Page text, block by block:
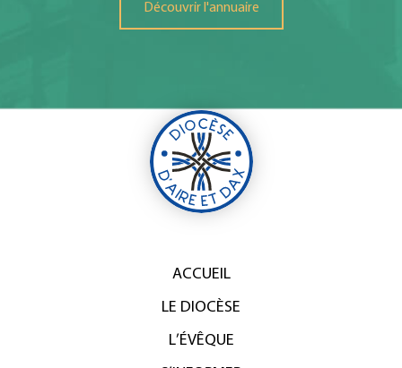
Découvrir l'annuaire
ACCUEIL
LE DIOCÈSE
L’ÉVÊQUE